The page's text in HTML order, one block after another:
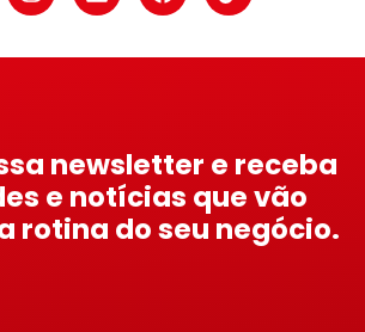
newsletter e receba
e notícias que vão
rotina do seu negócio.